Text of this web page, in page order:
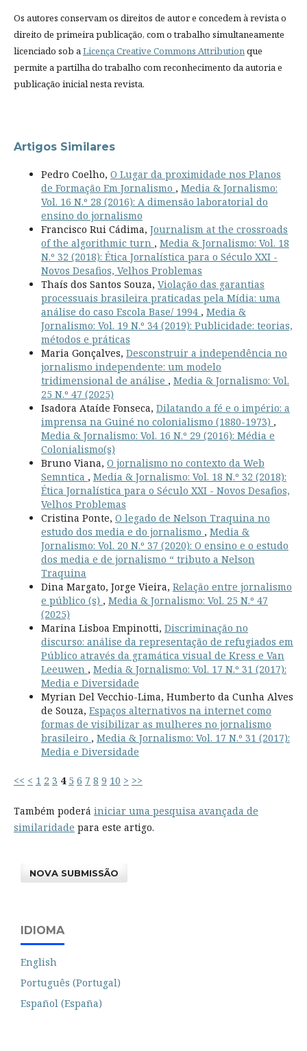
Os autores conservam os direitos de autor e concedem à revista o
direito de primeira publicação, com o trabalho simultaneamente
licenciado sob aLicença Creative Commons Attributionque
permite a partilha do trabalho com reconhecimento da autoria e
publicação inicial nesta revista.
Artigos Similares
Pedro Coelho, O Lugar da proximidade nos Planos
de Formação Em Jornalismo , Media & Jornalismo:
Vol. 16 N.º 28 (2016): A dimensão laboratorial do
ensino do jornalismo
Francisco Rui Cádima, Journalism at the crossroads
of the algorithmic turn , Media & Jornalismo: Vol. 18
N.º 32 (2018): Ética Jornalística para o Século XXI -
Novos Desafios, Velhos Problemas
Thaís dos Santos Souza, Violação das garantias
processuais brasileira praticadas pela Mídia: uma
análise do caso Escola Base/ 1994 , Media &
Jornalismo: Vol. 19 N.º 34 (2019): Publicidade: teorias,
métodos e práticas
Maria Gonçalves, Desconstruir a independência no
jornalismo independente: um modelo
tridimensional de análise , Media & Jornalismo: Vol.
25 N.º 47 (2025)
Isadora Ataíde Fonseca, Dilatando a fé e o império: a
imprensa na Guiné no colonialismo (1880-1973) ,
Media & Jornalismo: Vol. 16 N.º 29 (2016): Média e
Colonialismo(s)
Bruno Viana, O jornalismo no contexto da Web
Semntica , Media & Jornalismo: Vol. 18 N.º 32 (2018):
Ética Jornalística para o Século XXI - Novos Desafios,
Velhos Problemas
Cristina Ponte, O legado de Nelson Traquina no
estudo dos media e do jornalismo , Media &
Jornalismo: Vol. 20 N.º 37 (2020): O ensino e o estudo
dos media e de jornalismo “ tributo a Nelson
Traquina
Dina Margato, Jorge Vieira, Relação entre jornalismo
e público (s) , Media & Jornalismo: Vol. 25 N.º 47
(2025)
Marina Lisboa Empinotti, Discriminação no
discurso: análise da representação de refugiados em
Público através da gramática visual de Kress e Van
Leeuwen , Media & Jornalismo: Vol. 17 N.º 31 (2017):
Media e Diversidade
Myrian Del Vecchio-Lima, Humberto da Cunha Alves
de Souza, Espaços alternativos na internet como
formas de visibilizar as mulheres no jornalismo
brasileiro , Media & Jornalismo: Vol. 17 N.º 31 (2017):
Media e Diversidade
<< < 1 2 3 4 5 6 7 8 9 10 > >>
Também poderá iniciar uma pesquisa avançada de
similaridade para este artigo.
NOVA SUBMISSÃO
IDIOMA
English
Português (Portugal)
Español (España)